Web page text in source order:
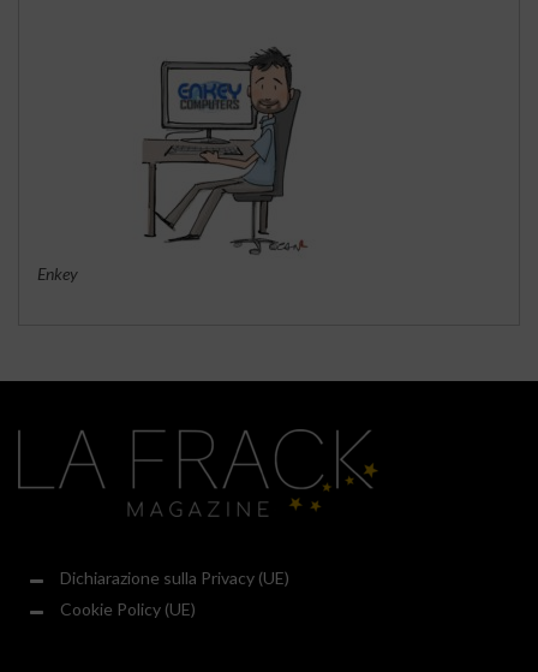
Enkey
Dichiarazione sulla Privacy (UE)
Cookie Policy (UE)